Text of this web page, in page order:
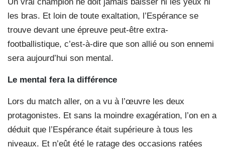
Un vrai champion ne doit jamais baisser ni les yeux ni
les bras. Et loin de toute exaltation, l’Espérance se
trouve devant une épreuve peut-être extra-
footballistique, c’est-à-dire que son allié ou son ennemi
sera aujourd’hui son mental.
Le mental fera la différence
Lors du match aller, on a vu à l’œuvre les deux
protagonistes. Et sans la moindre exagération, l’on en a
déduit que l’Espérance était supérieure à tous les
niveaux. Et n’eût été le ratage des occasions ratées